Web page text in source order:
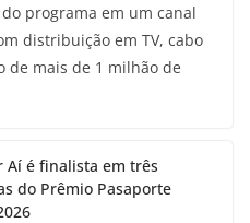
programa em um canal
distribuição em TV, cabo
de mais de 1 milhão de
Aí é finalista em três
do Prêmio Pasaporte